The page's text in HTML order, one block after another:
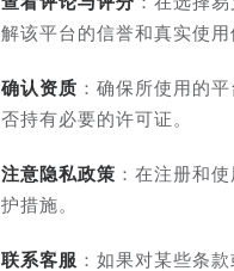
解该平台的信誉和真实使用
确认资质 ：确保所使用的
否持有必要的许可证。
注意隐私政策 ：在注册和
护措施。
联系客服 ：如果对某些条